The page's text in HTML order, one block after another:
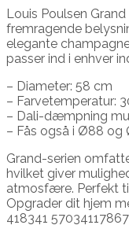
Louis Poulsen
fremragende
elegante
passer ind i enhver
– Diameter: 58 cm
– Farvetemperatur:
– Dali-dæmpning
– Fås også i Ø88 og
Grand-serien
hvilket giver
atmosfære. Perfekt
Opgrader dit hjem
418341